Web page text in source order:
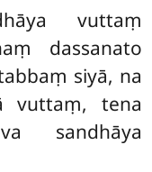
vuttaṃ
dassanato
siyā, na
vuttaṃ, tena
sandhāya